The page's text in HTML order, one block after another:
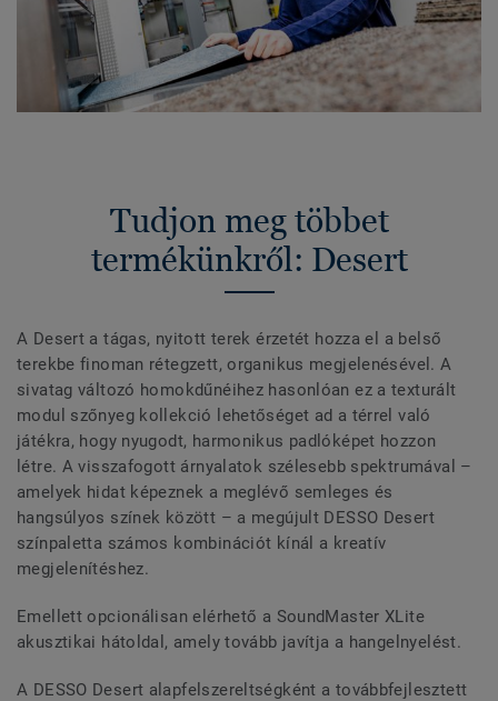
Tudjon meg többet
termékünkről: Desert
A Desert a tágas, nyitott terek érzetét hozza el a belső
terekbe finoman rétegzett, organikus megjelenésével. A
sivatag változó homokdűnéihez hasonlóan ez a texturált
modul szőnyeg kollekció lehetőséget ad a térrel való
játékra, hogy nyugodt, harmonikus padlóképet hozzon
létre. A visszafogott árnyalatok szélesebb spektrumával –
amelyek hidat képeznek a meglévő semleges és
hangsúlyos színek között – a megújult DESSO Desert
színpaletta számos kombinációt kínál a kreatív
megjelenítéshez.
Emellett opcionálisan elérhető a SoundMaster XLite
akusztikai hátoldal, amely tovább javítja a hangelnyelést.
A DESSO Desert alapfelszereltségként a továbbfejlesztett